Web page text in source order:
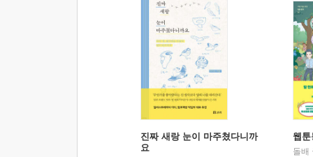
진짜 새랑 눈이 마주쳤다니까
요
웹
돌배